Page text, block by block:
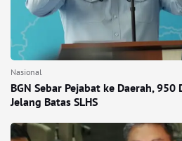
Nasional
BGN Sebar Pejabat ke Daerah, 950
Jelang Batas SLHS